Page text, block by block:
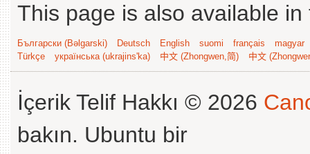
This page is also available
Български (Bəlgarski) Deutsch English suomi français
magyar
Türkçe
українська (ukrajins'ka) 中文 (Zhongwen,简) 中文
İçerik Telif Hakkı © 2026
bakın. Ubuntu bir